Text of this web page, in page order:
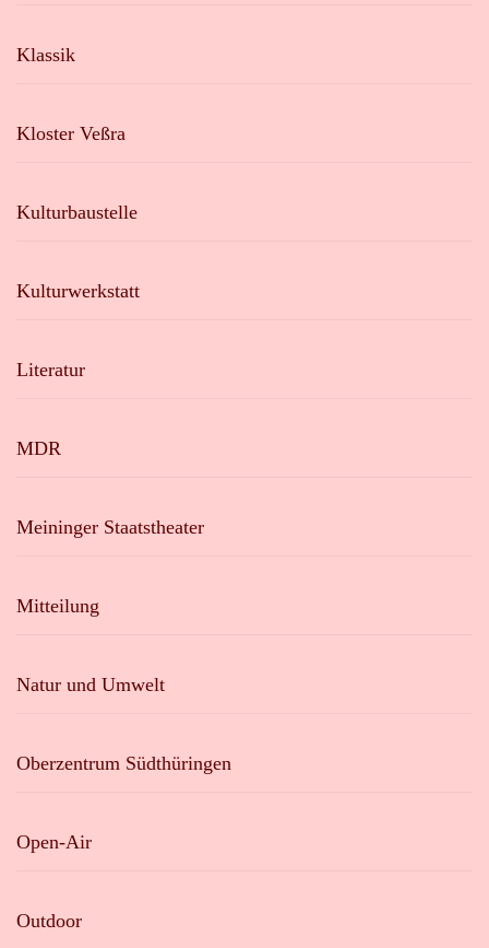
Klassik
Kloster Veßra
Kulturbaustelle
Kulturwerkstatt
Literatur
MDR
Meininger Staatstheater
Mitteilung
Natur und Umwelt
Oberzentrum Südthüringen
Open-Air
Outdoor